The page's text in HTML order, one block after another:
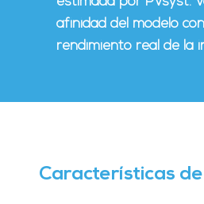
afinidad del modelo
rendimiento real de la
Características